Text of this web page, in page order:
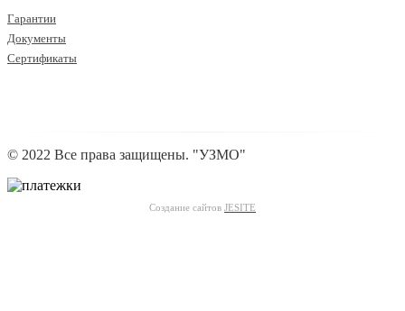
Гарантии
Документы
Сертификаты
© 2022 Все права защищены. "УЗМО"
Создание сайтов JESITE